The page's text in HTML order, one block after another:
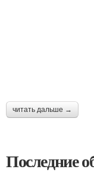
читать дальше →
Последние